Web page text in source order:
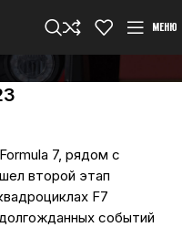
МЕНЮ
7, рядом с
второй этап
F7
событий